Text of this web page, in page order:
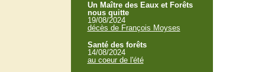
Un Maître des Eaux et Forêts
nous quitte
19/08/2024
décès de François Moyses
Santé des forêts
14/08/2024
au coeur de l'été